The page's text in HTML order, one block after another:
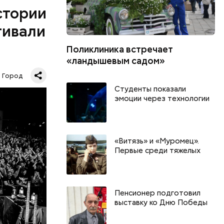
Город
и
Поликлиника встречает
«ландышевым садом»
Студенты показали
эмоции через технологии
«Витязь» и «Муромец».
Первые среди тяжелых
Пенсионер подготовил
выставку ко Дню Победы